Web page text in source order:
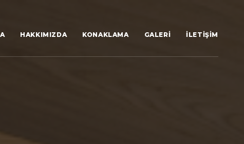
HAKKIMIZDA KONAKLAMA GALERI İLETIŞIM